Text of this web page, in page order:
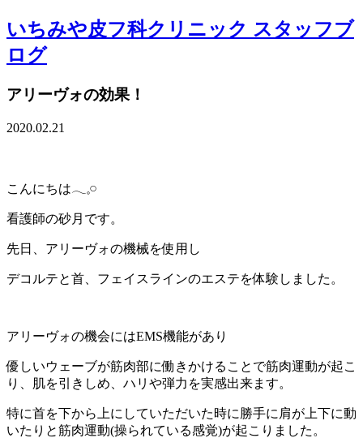
いちみや皮フ科クリニック スタッフブ
ログ
アリーヴォの効果！
2020.02.21
こんにちは𓂃𓈒𓏸
看護師の砂月です。
先日、アリーヴォの機械を使用し
デコルテと首、フェイスラインのエステを体験しました。
アリーヴォの機会にはEMS機能があり
優しいウェーブが筋肉部に働きかけることで筋肉運動が起こ
り、肌を引きしめ、ハリや弾力を実感出来ます。
特に首を下から上にしていただいた時に勝手に肩が上下に動
いたりと筋肉運動(操られている感覚)が起こりました。